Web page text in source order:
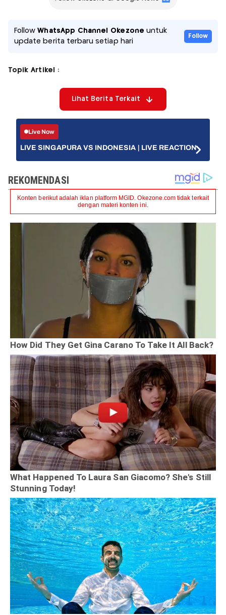
FollowWhatsApp Channel Okezone untuk
update berita terbaru setiap hari
Follow
Topik Artikel :
Lihat Berita Terkait
Live Now
LIVE SINGAPURA VS INDONESIA | LIVE REACTION